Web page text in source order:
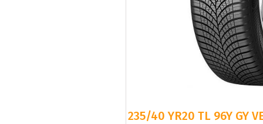
235/40 YR20 TL 96Y GY